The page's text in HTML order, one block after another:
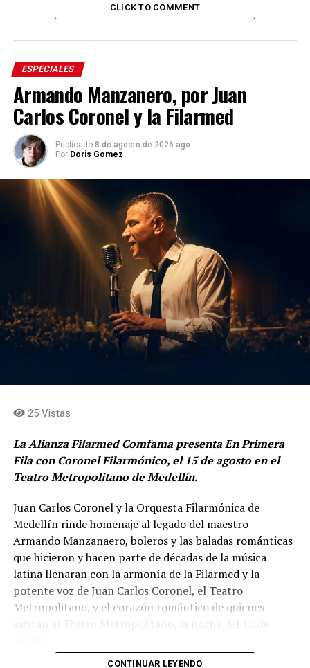
CLICK TO COMMENT
ESPECIALES
Armando Manzanero, por Juan
Carlos Coronel y la Filarmed
Publicado 8 de agosto de 2026 ago
Por Doris Gomez
25 Vistas
La Alianza Filarmed Comfama presenta En Primera
Fila con Coronel Filarmónico, el 15 de agosto en el
Teatro Metropolitano de Medellín.
Juan Carlos Coronel y la Orquesta Filarmónica de
Medellín rinde homenaje al legado del maestro
Armando Manzanaero, boleros y las baladas románticas
que hicieron y hacen parte de décadas de la música
latina llenaran con la armonía de la Filarmed y la
potente voz de Juan Carlos Coronel, el Teatro
Metropolitano, y el corazón romántico de quienes
CONTINUAR LEYENDO